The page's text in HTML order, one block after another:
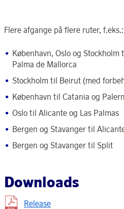
Flere afgange på flere ruter, f.eks.:
København, Oslo og
Palma de Mallorca
Stockholm til Beirut (med
København til Catania og
Oslo til Alicante og Las Palmas
Bergen og Stavanger til
Bergen og Stavanger til Split
Downloads
Release